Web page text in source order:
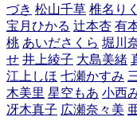
づき 松山千草 椎名りく
宝月ひかる 辻本杏 有
桃 あいださくら 堀川
せ 井上綾子 大島美緒
江上しほ 七瀬かすみ
木美里 星空もあ 小西
冴木真子 広瀬奈々美